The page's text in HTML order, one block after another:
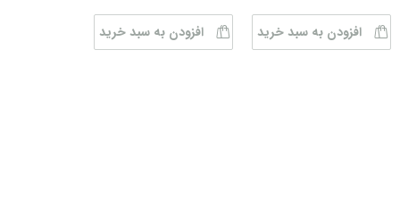
افزودن به سبد خرید افزودن به سبد خرید